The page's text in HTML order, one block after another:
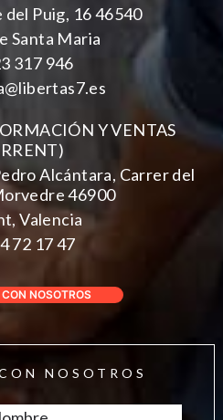
del Puig, 16 46540
Santa Maria
317 946
Y VENTAS
Alcántara, Carrer del
46900
Valencia
72 17 47
NOSOTROS
NOSOTROS